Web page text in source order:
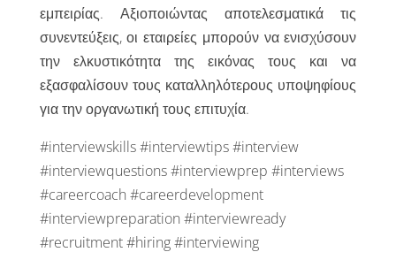
εμπειρίας. Αξιοποιώντας αποτελεσματικά τις
συνεντεύξεις, οι εταιρείες μπορούν να ενισχύσουν
την ελκυστικότητα της εικόνας τους και να
εξασφαλίσουν τους καταλληλότερους υποψηφίους
για την οργανωτική τους επιτυχία.
#interviewskills #interviewtips #interview
#interviewquestions #interviewprep #interviews
#careercoach #careerdevelopment
#interviewpreparation #interviewready
#recruitment #hiring #interviewing